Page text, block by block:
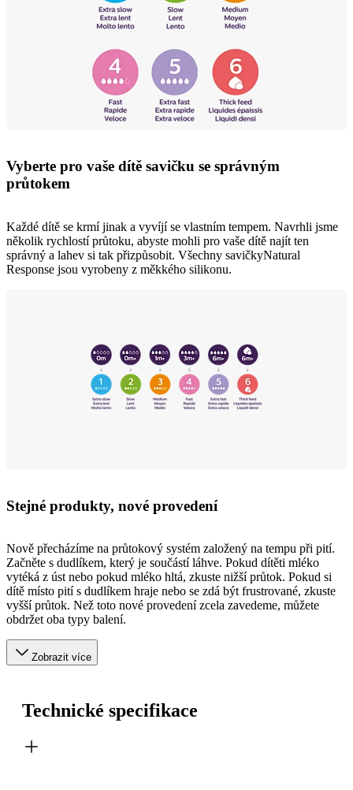
Vyberte pro vaše dítě savičku se správným
průtokem
Každé dítě se krmí jinak a vyvíjí se vlastním tempem. Navrhli jsme
několik rychlostí průtoku, abyste mohli pro vaše dítě najít ten
správný a lahev si tak přizpůsobit. Všechny savičkyNatural
Response jsou vyrobeny z měkkého silikonu.
Stejné produkty, nové provedení
Nově přecházíme na průtokový systém založený na tempu při pití.
Začněte s dudlíkem, který je součástí láhve. Pokud dítěti mléko
vytéká z úst nebo pokud mléko hltá, zkuste nižší průtok. Pokud si
dítě místo pití s dudlíkem hraje nebo se zdá být frustrované, zkuste
vyšší průtok. Než toto nové provedení zcela zavedeme, můžete
obdržet oba typy balení.
Zobrazit více
Technické specifikace